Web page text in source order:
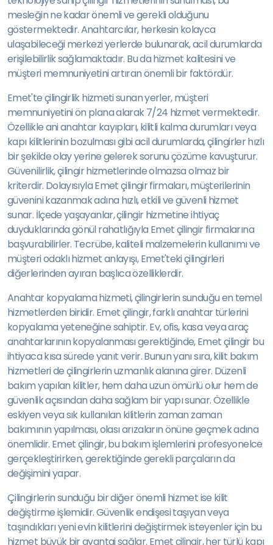
mesleğin ne kadar önemli ve gerekli olduğunu
göstermektedir. Anahtarcılar, herkesin kolayca
ulaşabileceği merkezi yerlerde bulunarak, acil durumlarda
erişilebilirlik sağlamaktadır. Bu da hizmet kalitesini ve
müşteri memnuniyetini artıran önemli bir faktördür.
Emet'te çilingirlik hizmeti sunan yerler, müşteri
memnuniyetini ön plana alarak 7/24 hizmet vermektedir.
Özellikle ani anahtar kayıpları, kilitli kalma durumları veya
kapı kilitlerinin bozulması gibi acil durumlarda, çilingirler hızlı
bir şekilde olay yerine gelerek sorunu çözüme kavuşturur.
Güvenilirlik, çilingir hizmetlerinde olmazsa olmaz bir
kriterdir. Dolayısıyla Emet çilingir firmaları, müşterilerinin
güvenini kazanmak adına hızlı, etkili ve güvenli hizmet
sunar. İlçede yaşayanlar, çilingir hizmetine ihtiyaç
duyduklarında gönül rahatlığıyla Emet çilingir firmalarına
başvurabilirler. Tecrübe, kaliteli malzemelerin kullanımı ve
müşteri odaklı hizmet anlayışı, Emet'teki çilingirleri
diğerlerinden ayıran başlıca özelliklerdir.
Anahtar kopyalama hizmeti, çilingirlerin sunduğu en temel
hizmetlerden biridir. Emet çilingir, farklı anahtar türlerini
kopyalama yeteneğine sahiptir. Ev, ofis, kasa veya araç
anahtarlarının kopyalanması gerektiğinde, Emet çilingir bu
ihtiyaca kısa sürede yanıt verir. Bunun yanı sıra, kilit bakım
hizmetleri de çilingirlerin uzmanlık alanına girer. Düzenli
bakım yapılan kilitler, hem daha uzun ömürlü olur hem de
güvenlik açısından daha sağlam bir yapı sunar. Özellikle
eskiyen veya sık kullanılan kilitlerin zaman zaman
bakımının yapılması, olası arızaların önüne geçmek adına
önemlidir. Emet çilingir, bu bakım işlemlerini profesyonelce
gerçekleştirirken, gerektiğinde gerekli parçaların da
değişimini yapar.
Çilingirlerin sunduğu bir diğer önemli hizmet ise kilit
değiştirme işlemidir. Güvenlik endişesi taşıyan veya
taşındıkları yeni evin kilitlerini değiştirmek isteyenler için bu
hizmet büyük bir avantaj sağlar. Emet çilingir, her türlü kapı